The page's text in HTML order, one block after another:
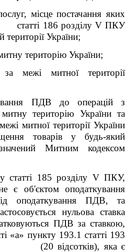
місце постачання яких
186 розділу VПКУ
України;
територію України;
за межі митної території
ПДВ до операцій з
територію України та
митної території України
товарів у будь-який
Митним кодексом
статті 185 розділу V ПКУ,
є об'єктом оподаткування
оподаткування ПДВ, та
нульова ставка
ПДВ за ставкою,
«а» пункту 193.1 статті 193
відсотків), яка є